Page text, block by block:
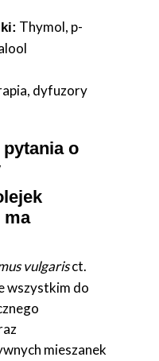
Thymol, p-
dyfuzory
pytania o
ma
vulgarisct.
wszystkim do
mieszanek